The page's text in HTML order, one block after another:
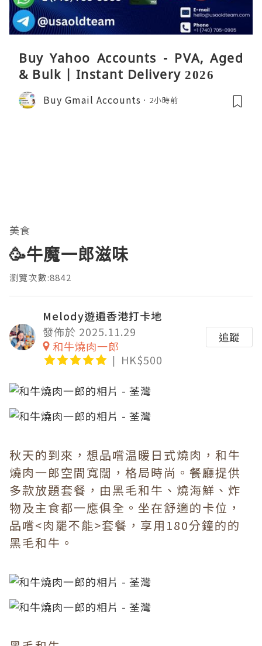
Buy Yahoo Accounts - PVA, Aged
& Bulk | Instant Delivery 2026
Buy Gmail Accounts 2小時前
美食
🥳牛魔一郎滋味
瀏覽次數:8842
Melody遊遍香港打卡地
發佈於 2025.11.29
和牛燒肉一郎
HK$500
追蹤
秋天的到來，想品嚐温暖日式燒肉，和牛
燒肉一郎空間寬闊，格局時尚。餐廳提供
多款放題套餐，由黑毛和牛、燒海鮮、炸
物及主食都一應俱全。坐在舒適的卡位，
品嚐<肉罷不能>套餐，享用180分鐘的的
黑毛和牛。